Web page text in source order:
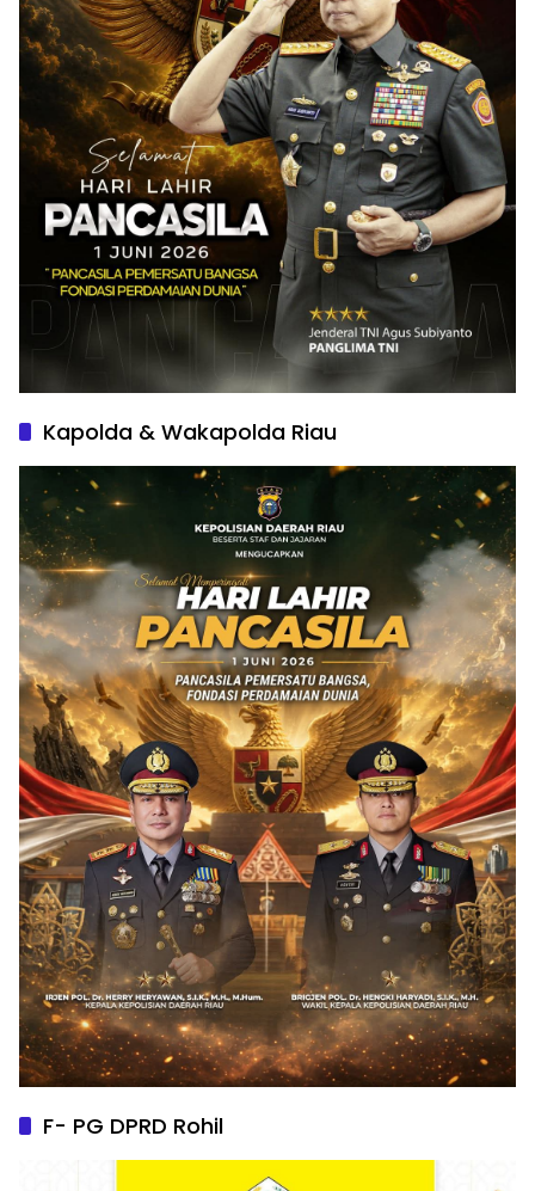
Kapolda & Wakapolda Riau
F- PG DPRD Rohil